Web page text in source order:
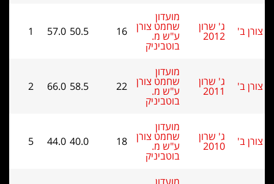
ג' שרון
2012
שחמט צורן
ע"ש מ.
בוטביניק
16
50.5
57.0
1
ג' שרון
2011
שחמט צורן
ע"ש מ.
בוטביניק
22
58.5
66.0
2
ג' שרון
2010
שחמט צורן
ע"ש מ.
בוטביניק
18
40.0
44.0
5